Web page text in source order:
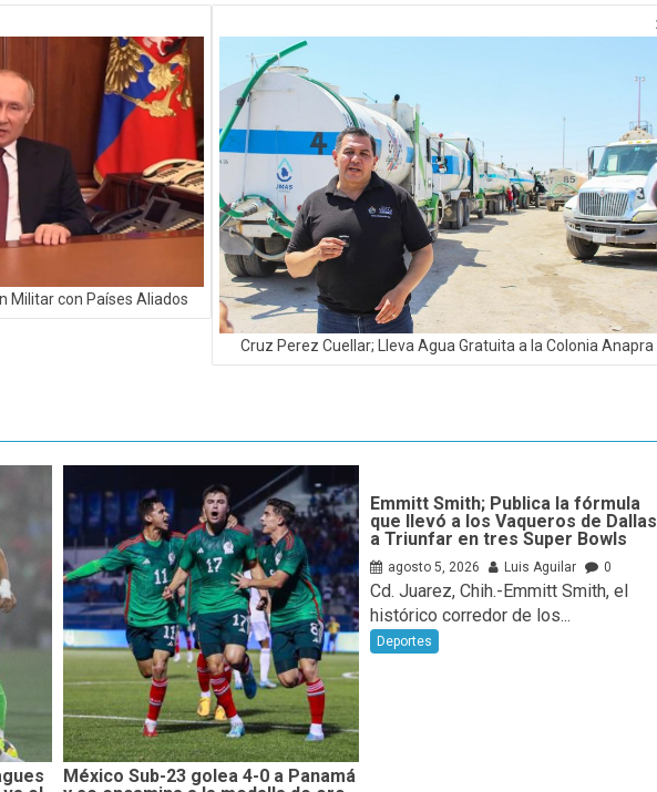
Militar con Países Aliados
Cruz Perez Cuellar; Lleva Agua Gratuita a la Colonia Anapra
México Sub-23 golea 4-0 a Panamá
Emmitt Smith; Publica la fórmula
que llevó a los Vaqueros de Dallas
a Triunfar en tres Super Bowls
agosto 5, 2026 Luis Aguilar 0
Cd. Juarez, Chih.-Emmitt Smith, el
histórico corredor de los...
Deportes